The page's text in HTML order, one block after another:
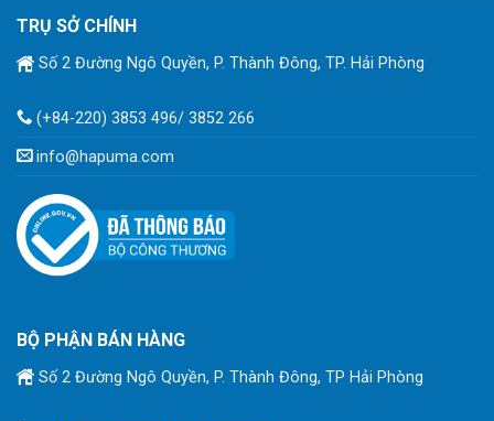
TRỤ SỞ CHÍNH
Số 2 Đường Ngô Quyền, P. Thành Đông, TP. Hải Phòng
(+84-220) 3853 496/ 3852 266
info@hapuma.com
BỘ PHẬN BÁN HÀNG
Số 2 Đường Ngô Quyền, P. Thành Đông, TP Hải Phòng